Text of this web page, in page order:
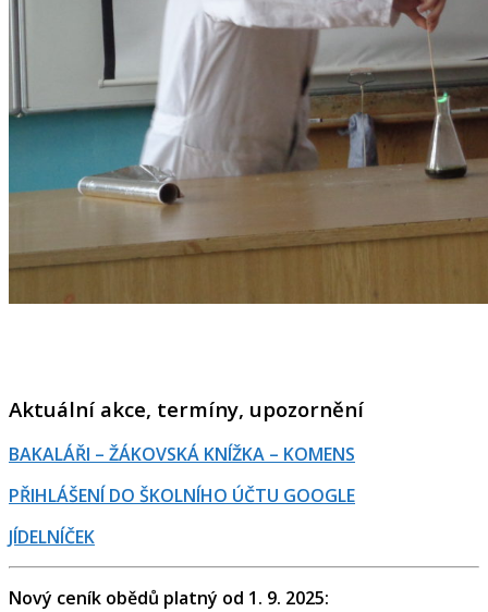
Aktuální akce, termíny, upozornění
BAKALÁŘI – ŽÁKOVSKÁ KNÍŽKA – KOMENS
PŘIHLÁŠENÍ DO ŠKOLNÍHO ÚČTU GOOGLE
JÍDELNÍČEK
Nový ceník obědů platný od 1. 9. 2025: